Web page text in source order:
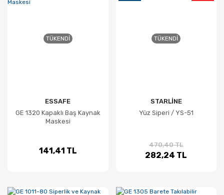
TÜKENDI
ESSAFE
GE 1320 Kapaklı Baş Kaynak
Maskesi
141,41 TL
TÜKENDI
STARLİNE
Yüz Siperi / YS-51
470,40 TL
282,24 TL